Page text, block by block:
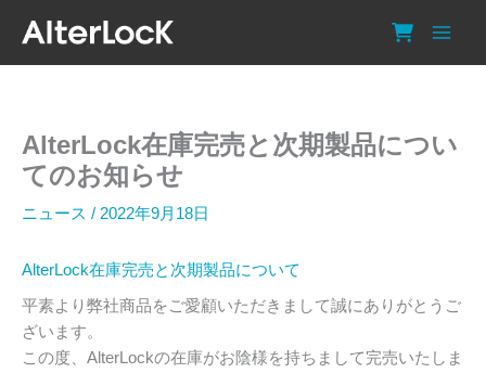
を
AlterLock在庫完売と次期製品につい
てのお知らせ
ニュース / 2022年9月18日
AlterLock在庫完売と次期製品について
平素より弊社商品をご愛顧いただきまして誠にありがとうご
ざいます。
この度、AlterLockの在庫がお陰様を持ちまして完売いたしま